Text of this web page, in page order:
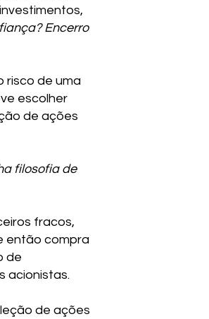
Encerro
risco de uma
escolher
de ações
filosofia de
fracos,
então compra
de
acionistas.
de ações